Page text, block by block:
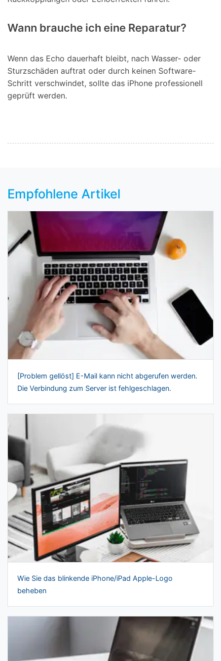
Wann brauche ich eine Reparatur?
Wenn das Echo dauerhaft bleibt, nach Wasser- oder
Sturzschäden auftrat oder durch keinen Software-
Schritt verschwindet, sollte das iPhone professionell
geprüft werden.
Empfohlene Artikel
[Problem gellöst] E-Mail kann nicht abgerufen werden.
Die Verbindung zum Server ist fehlgeschlagen.
Wie Sie das blinkende iPhone/iPad Apple-Logo
beheben